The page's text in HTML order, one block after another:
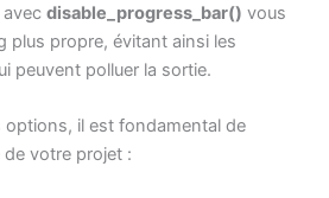
disable_progress_bar() vous
plus propre, évitant ainsi les
peuvent polluer la sortie.
options, il est fondamental de
votre projet :